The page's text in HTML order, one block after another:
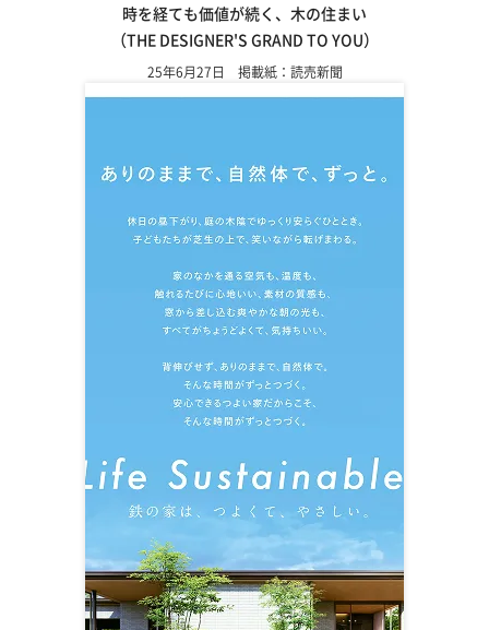
時を経ても価値が続く、木の住まい
（THE DESIGNER'S GRAND TO YOU）
25年6月27日 掲載紙：読売新聞